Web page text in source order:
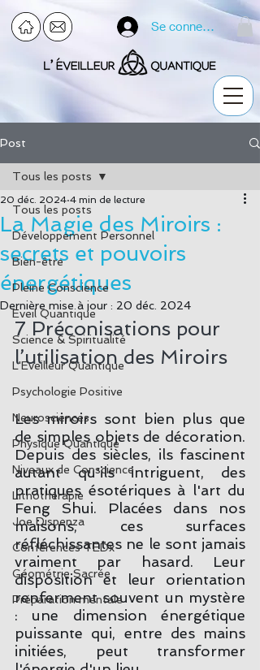
Se connecter
Post
Tous les posts
Développement Personnel
Bien-être
Pleine Conscience
Eveil Quantique
Science & Spiritualité
L'Eveilleur Quantique
Psychologie Positive
Neurosciences
Physique Quantique
Niveaux de Conscience
Lithothérapie
Joe Dispenza
Conférences TEDx
Géométrie Sacrée
Préparation mentale
Tous les posts
La Magie des Miroirs :
secrets et pouvoirs
énergétiques
20 déc. 2024 4 min de lecture
Dernière mise à jour : 20 déc. 2024
7 Préconisations pour
l’utilisation des Miroirs
Les miroirs sont bien plus que
de simples objets de décoration.
Depuis des siècles, ils fascinent
autant qu'ils intriguent, des
pratiques ésotériques à l'art du
Feng Shui. Placées dans nos
maisons, ces surfaces
réfléchissantes ne le sont jamais
vraiment par hasard. Leur
disposition et leur orientation
renferment souvent un mystère
: une dimension énergétique
puissante qui, entre des mains
initiées, peut transformer